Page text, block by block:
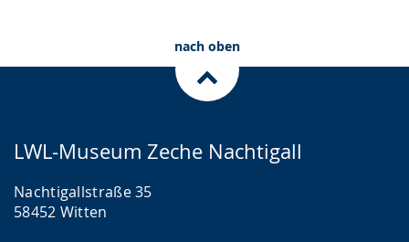
nach oben
LWL-Museum Zeche Nachtigall
Nachtigallstraße 35
58452 Witten